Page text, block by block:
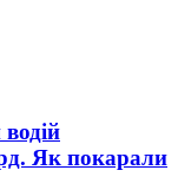
Як покарали